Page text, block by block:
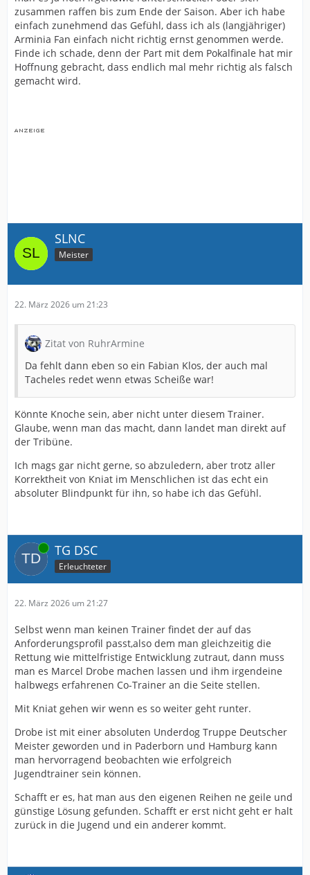
zusammen raffen bis zum Ende der Saison. Aber ich habe
einfach zunehmend das Gefühl, dass ich als (langjähriger)
Arminia Fan einfach nicht richtig ernst genommen werde.
Finde ich schade, denn der Part mit dem Pokalfinale hat mir
Hoffnung gebracht, dass endlich mal mehr richtig als falsch
gemacht wird.
SLNC
Meister
22. März 2026 um 21:23
Zitat von RuhrArmine
Da fehlt dann eben so ein Fabian Klos, der auch mal
Tacheles redet wenn etwas Scheiße war!
Könnte Knoche sein, aber nicht unter diesem Trainer.
Glaube, wenn man das macht, dann landet man direkt auf
der Tribüne.
Ich mags gar nicht gerne, so abzuledern, aber trotz aller
Korrektheit von Kniat im Menschlichen ist das echt ein
absoluter Blindpunkt für ihn, so habe ich das Gefühl.
Online TG DSC
Erleuchteter
22. März 2026 um 21:27
Selbst wenn man keinen Trainer findet der auf das
Anforderungsprofil passt,also dem man gleichzeitig die
Rettung wie mittelfristige Entwicklung zutraut, dann muss
man es Marcel Drobe machen lassen und ihm irgendeine
halbwegs erfahrenen Co-Trainer an die Seite stellen.
Mit Kniat gehen wir wenn es so weiter geht runter.
Drobe ist mit einer absoluten Underdog Truppe Deutscher
Meister geworden und in Paderborn und Hamburg kann
man hervorragend beobachten wie erfolgreich
Jugendtrainer sein können.
Schafft er es, hat man aus den eigenen Reihen ne geile und
günstige Lösung gefunden. Schafft er erst nicht geht er halt
zurück in die Jugend und ein anderer kommt.